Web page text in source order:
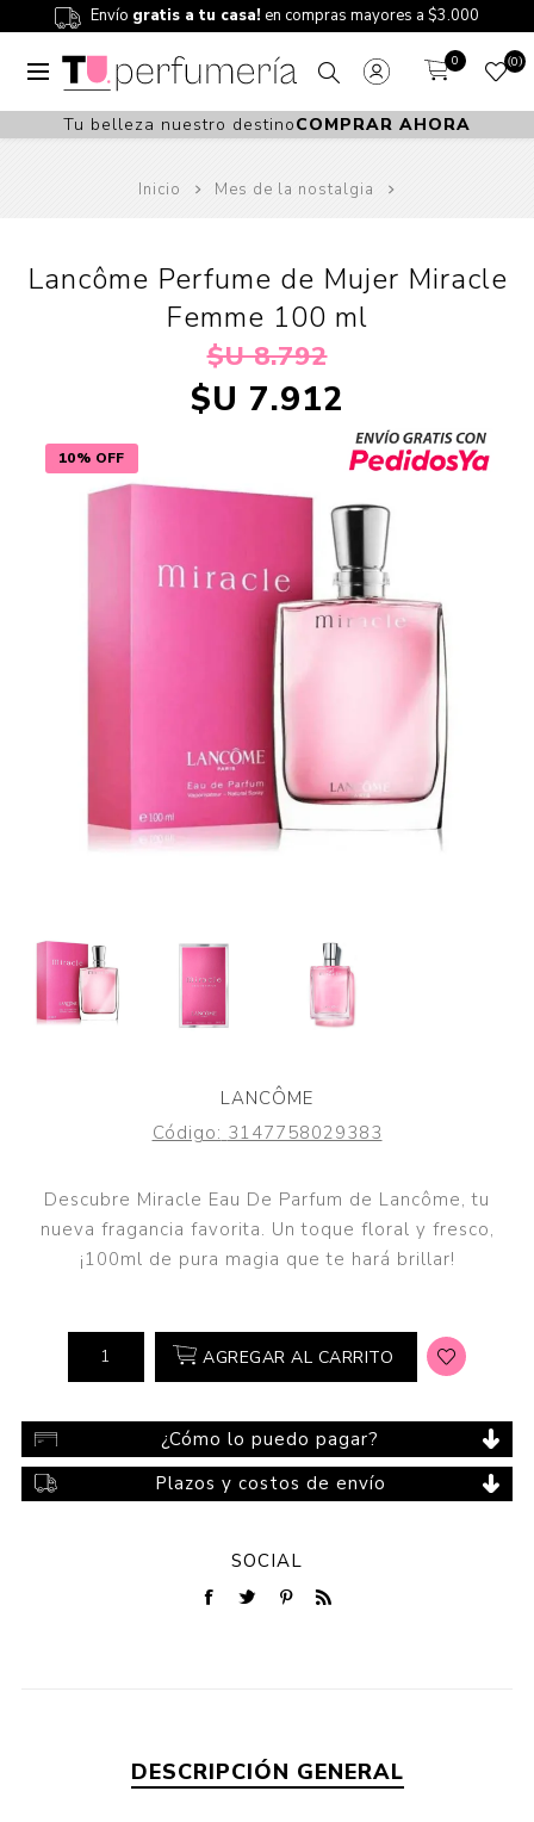
Envío gratis a tu casa! en compras mayores a $3.000
0 0
Tu belleza nuestro destinoCOMPRAR AHORA
Inicio Mes de la nostalgia
10% OFF
Lancôme Perfume de Mujer Miracle
Femme 100 ml
$U 8.792
$U 7.912
LANCÔME
Código: 3147758029383
Descubre Miracle Eau De Parfum de Lancôme, tu
nueva fragancia favorita. Un toque floral y fresco,
¡100ml de pura magia que te hará brillar!
AGREGAR AL CARRITO
¿Cómo lo puedo pagar?
Plazos y costos de envío
SOCIAL
DESCRIPCIÓN GENERAL